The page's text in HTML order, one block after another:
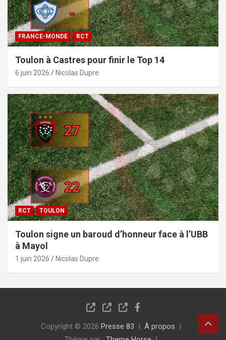
FRANCE-MONDE RCT
Toulon à Castres pour finir le Top 14
6 juin 2026 Nicolas Dupre
RCT TOULON
Toulon signe un baroud d’honneur face à l’UBB
à Mayol
1 juin 2026 Nicolas Dupre
Copyright © 2026 Presse 83
À propos